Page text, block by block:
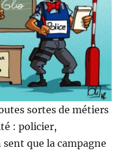
sortes de métiers
: policier,
que la campagne